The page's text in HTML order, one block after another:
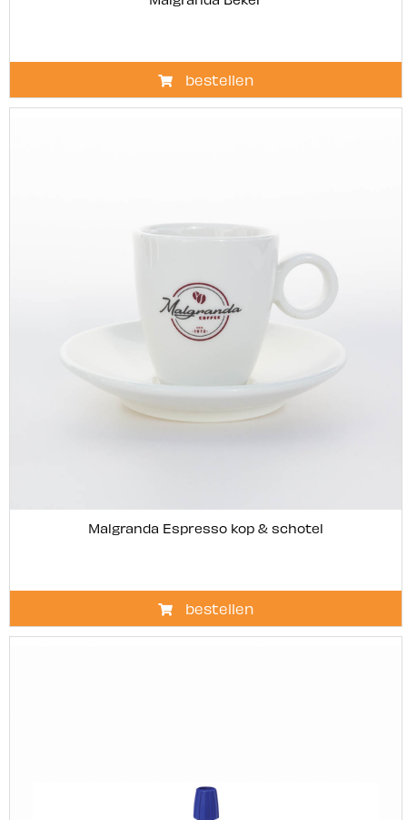
bestellen
Malgranda Espresso kop & schotel
bestellen